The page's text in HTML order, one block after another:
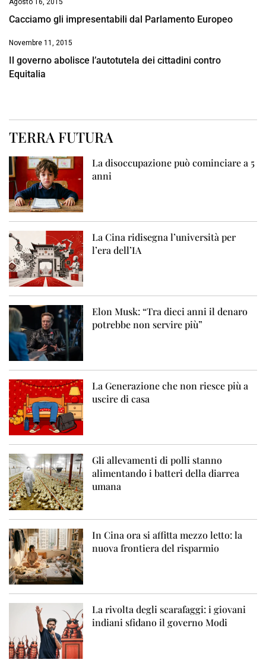
Agosto 16, 2015
Cacciamo gli impresentabili dal Parlamento Europeo
Novembre 11, 2015
Il governo abolisce l’autotutela dei cittadini contro
Equitalia
TERRA FUTURA
La disoccupazione può cominciare a 5
anni
La Cina ridisegna l’università per
l’era dell’IA
Elon Musk: “Tra dieci anni il denaro
potrebbe non servire più”
La Generazione che non riesce più a
uscire di casa
Gli allevamenti di polli stanno
alimentando i batteri della diarrea
umana
In Cina ora si affitta mezzo letto: la
nuova frontiera del risparmio
La rivolta degli scarafaggi: i giovani
indiani sfidano il governo Modi